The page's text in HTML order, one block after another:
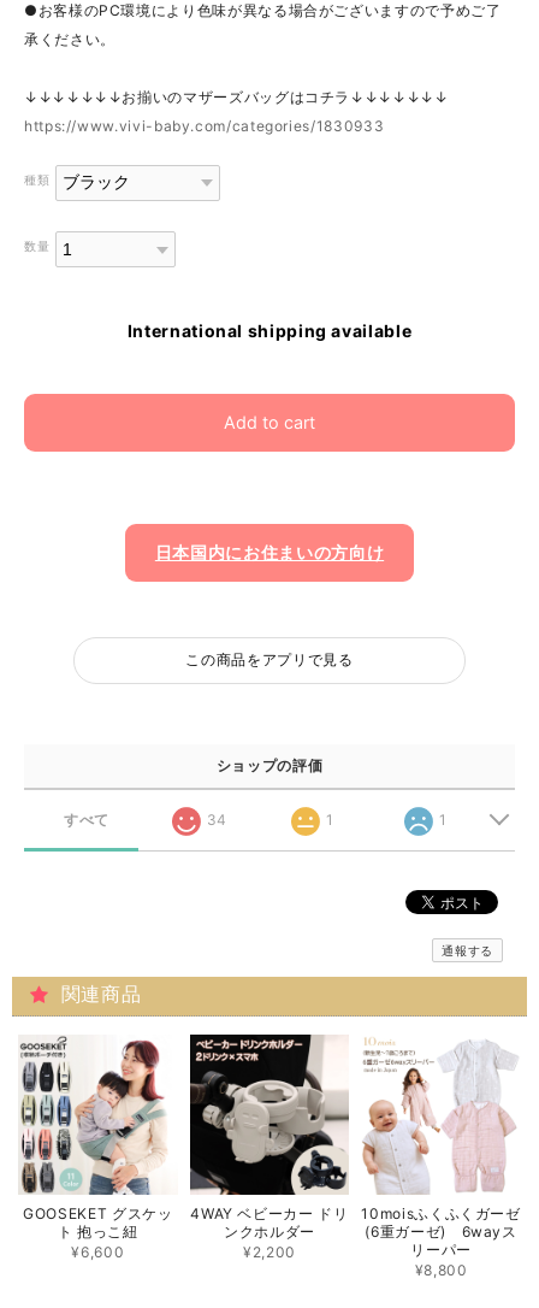
●お客様のPC環境により色味が異なる場合がございますので予めご了
承ください。
↓↓↓↓↓↓↓お揃いのマザーズバッグはコチラ↓↓↓↓↓↓↓
https://www.vivi-baby.com/categories/1830933
種類
数量
International shipping available
Add to cart
日本国内にお住まいの方向け
この商品をアプリで見る
ショップの評価
すべて 34 1 1
通報する
関連商品
GOOSEKET グスケッ
ト 抱っこ紐
¥6,600
4WAY ベビーカー ドリ
ンクホルダー
¥2,200
10moisふくふくガーゼ
(6重ガーゼ) 6wayス
リーパー
¥8,800